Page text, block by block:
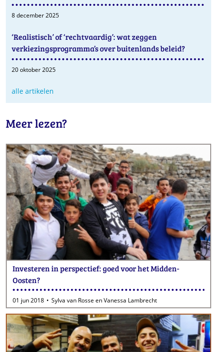
8 december 2025
‘Realistisch’ of ‘rechtvaardig’: wat zeggen
verkiezingsprogramma’s over buitenlands beleid?
20 oktober 2025
alle artikelen
Meer lezen?
Investeren in perspectief: goed voor het Midden-
Oosten?
01 jun 2018 Sylva van Rosse en Vanessa Lambrecht